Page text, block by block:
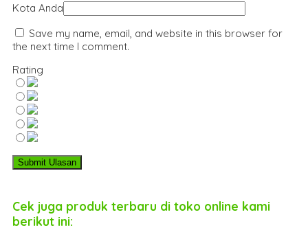
Kota Anda
Save my name, email, and website in this browser for
the next time I comment.
Rating
Cek juga produk terbaru di toko online kami
berikut ini: